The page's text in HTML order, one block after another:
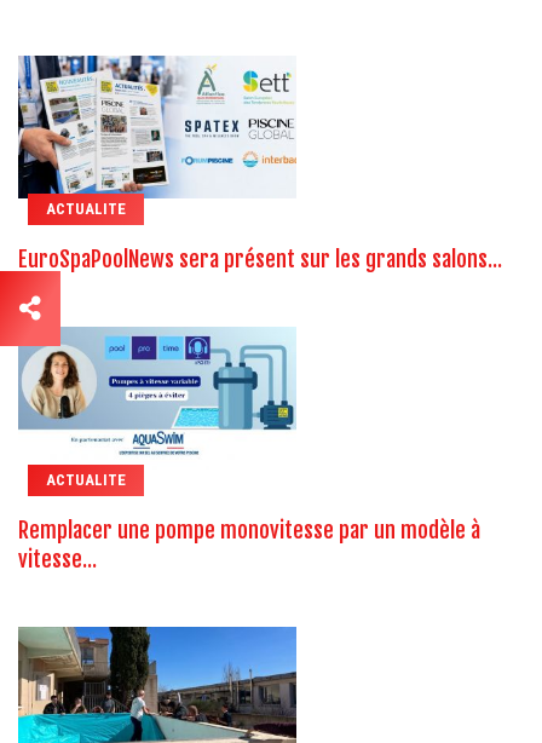
ACTUALITE
EuroSpaPoolNews sera présent sur les grands salons...
ACTUALITE
Remplacer une pompe monovitesse par un modèle à
vitesse...